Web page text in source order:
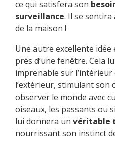
ce qui satisfera son
surveillance. Il se sentira
de la maison !
Une autre excellente
près d’une fenêtre. Cela
imprenable sur l’intérieur
l’extérieur, stimulant son
observer le monde avec
oiseaux, les passants ou
lui donnera un véritable
nourrissant son instinct